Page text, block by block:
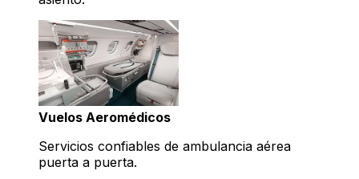
Vuelos Aeromédicos
Servicios confiables de ambulancia aérea
puerta a puerta.